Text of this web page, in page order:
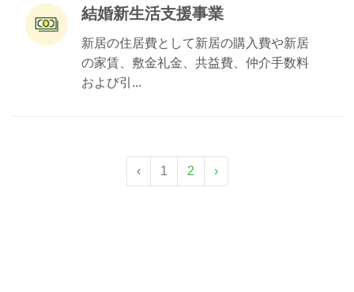
結婚新生活支援事業
新居の住居費として新居の購入費や新居
の家賃、敷金礼金、共益費、仲介手数料
および引...
‹ 1 2 ›